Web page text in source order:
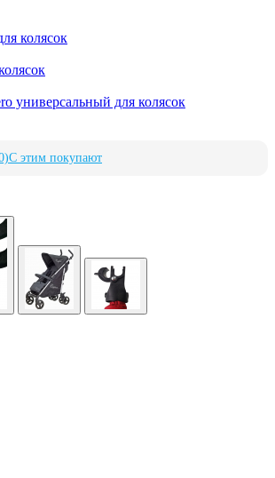
колясок
универсальный для колясок
С этим покупают